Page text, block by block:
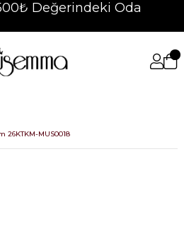
Değerindeki Oda
26KTKM-MUS0018